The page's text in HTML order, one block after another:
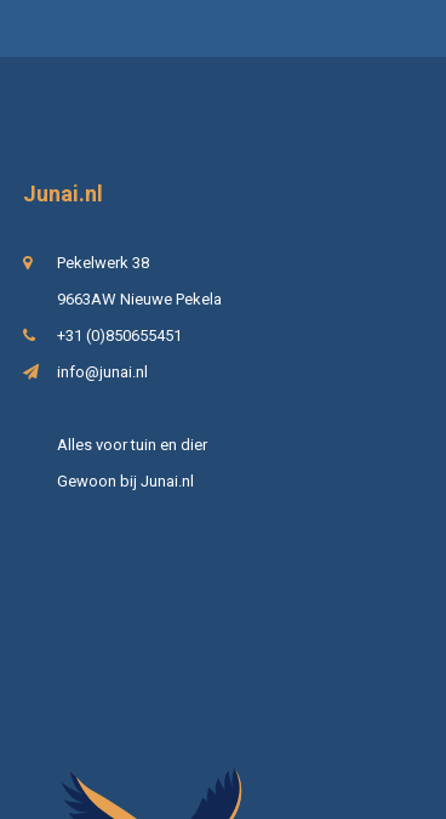
Junai.nl
Pekelwerk 38
9663AW Nieuwe Pekela
+31 (0)850655451
info@junai.nl
Alles voor tuin en dier
Gewoon bij Junai.nl